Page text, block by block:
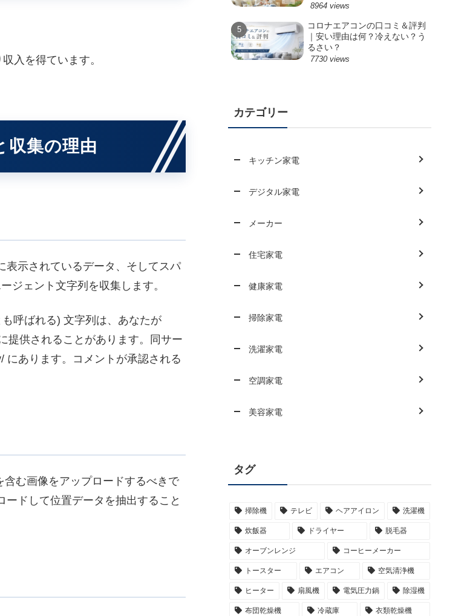
入を得ています。
収集の理由
表示されているデータ、そしてスパ
ジェント文字列を収集します。
呼ばれる) 文字列は、あなたが
提供されることがあります。同サー
にあります。コメントが承認される
む画像をアップロードするべきで
ドして位置データを抽出すること
8964 views
コロナエアコンの口コミ＆評判
｜安い理由は何？冷えない？う
るさい？
7730 views
カテゴリー
キッチン家電
デジタル家電
メーカー
住宅家電
健康家電
掃除家電
洗濯家電
空調家電
美容家電
タグ
掃除機 テレビ ヘアアイロン 洗濯機
炊飯器 ドライヤー 脱毛器
オーブンレンジ コーヒーメーカー
トースター エアコン 空気清浄機
ヒーター 扇風機 電気圧力鍋 除湿機
布団乾燥機 冷蔵庫 衣類乾燥機